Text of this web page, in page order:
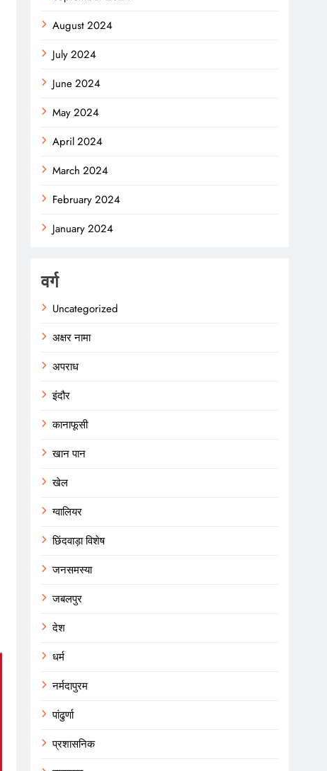
August 2024
July 2024
June 2024
May 2024
April 2024
March 2024
February 2024
January 2024
वर्ग
Uncategorized
अक्षर नामा
अपराध
इंदौर
कानाफूसी
खान पान
खेल
ग्वालियर
छिंदवाड़ा विशेष
जनसमस्या
जबलपुर
देश
धर्म
नर्मदापुरम
पांढुर्णा
प्रशासनिक